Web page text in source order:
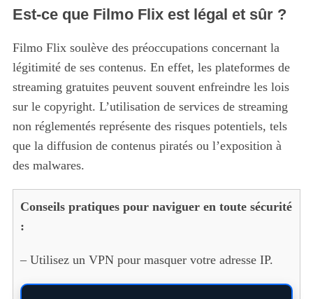
Est-ce que Filmo Flix est légal et sûr ?
Filmo Flix soulève des préoccupations concernant la
légitimité de ses contenus. En effet, les plateformes de
streaming gratuites peuvent souvent enfreindre les lois
sur le copyright. L’utilisation de services de streaming
non réglementés représente des risques potentiels, tels
que la diffusion de contenus piratés ou l’exposition à
des malwares.
Conseils pratiques pour naviguer en toute sécurité
:
– Utilisez un VPN pour masquer votre adresse IP.